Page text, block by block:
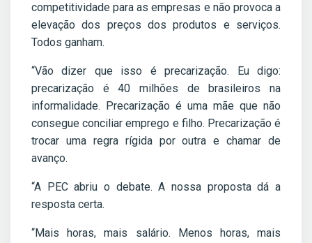
competitividade para as empresas e não provoca a
elevação dos preços dos produtos e serviços.
Todos ganham.
“Vão dizer que isso é precarização. Eu digo:
precarização é 40 milhões de brasileiros na
informalidade. Precarização é uma mãe que não
consegue conciliar emprego e filho. Precarização é
trocar uma regra rígida por outra e chamar de
avanço.
“A PEC abriu o debate. A nossa proposta dá a
resposta certa.
“Mais horas, mais salário. Menos horas, mais